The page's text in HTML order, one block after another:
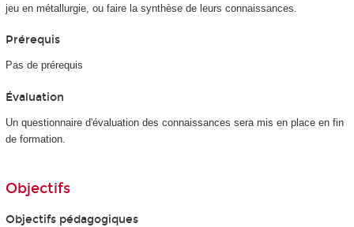
jeu en métallurgie, ou faire la synthèse de leurs connaissances.
Prérequis
Pas de prérequis
Évaluation
Un questionnaire d'évaluation des connaissances sera mis en place en fin
de formation.
Objectifs
Objectifs pédagogiques